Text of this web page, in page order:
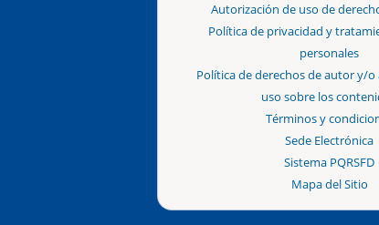
Autorización de uso de
Política de privacidad y
personales
Política de derechos de autor y/
uso sobre los
Términos y
Sede Electrónica
Sistema PQRSFD
Mapa del Sitio